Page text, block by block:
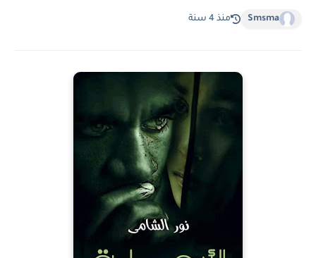
Smsma منذ 4 سنة